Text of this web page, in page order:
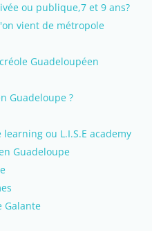
ou publique,7 et 9 ans?
vient de métropole
Guadeloupéen
Guadeloupe ?
ou L.I.S.E academy
Guadeloupe
Galante